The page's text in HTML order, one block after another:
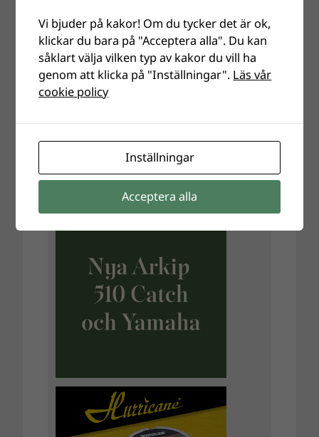
Vi bjuder på kakor! Om du tycker det är ok,
klickar du bara på "Acceptera alla". Du kan
såklart välja vilken typ av kakor du vill ha
genom att klicka på "Inställningar". Läs vår
cookie policy
Inställningar
Acceptera alla